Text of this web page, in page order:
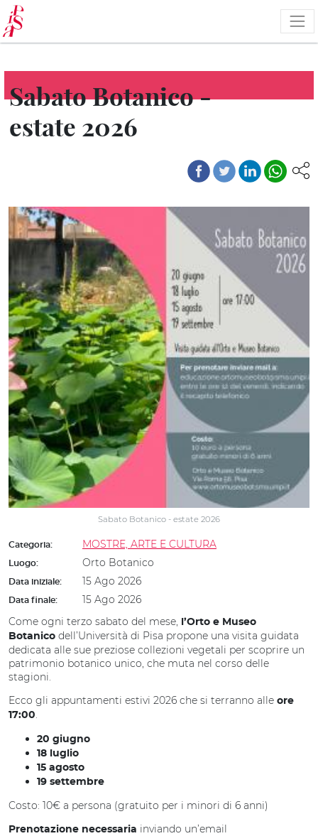
Salta
al
contenuto
principale
Sabato Botanico -
estate 2026
Sabato Botanico - estate 2026
Categoria: MOSTRE, ARTE E CULTURA
Luogo: Orto Botanico
Data iniziale: 15 Ago 2026
Data finale:
15 Ago 2026
Come ogni terzo sabato del mese,
l’Orto e Museo
Botanico dell’Università di Pisa propone una visita guidata
dedicata alle sue preziose collezioni vegetali per scoprire un
patrimonio botanico unico, che muta nel corso delle
stagioni.
Ecco gli appuntamenti estivi 2026 che si terranno alle ore
17:00.
20 giugno
18 luglio
15 agosto
19 settembre
Costo: 10€ a persona (gratuito per i minori di 6 anni)
Prenotazione necessaria inviando un’email